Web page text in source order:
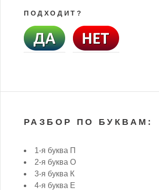
ПОДХОДИТ?
РАЗБОР ПО БУКВАМ:
1-я буква П
2-я буква О
3-я буква К
4-я буква Е